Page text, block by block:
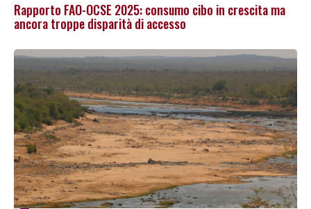
Rapporto FAO-OCSE 2025: consumo cibo in crescita ma
ancora troppe disparità di accesso